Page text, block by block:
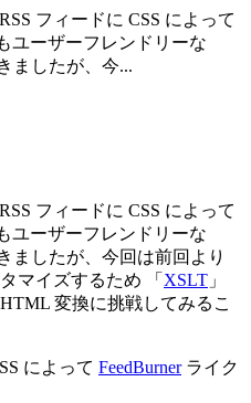
フィードに CSS によって
ユーザーフレンドリーな
ましたが、今...
フィードに CSS によって
ユーザーフレンドリーな
ましたが、今回は前回より
マイズするため 「 XSLT 」
変換に挑戦してみるこ
によって FeedBurnerライク